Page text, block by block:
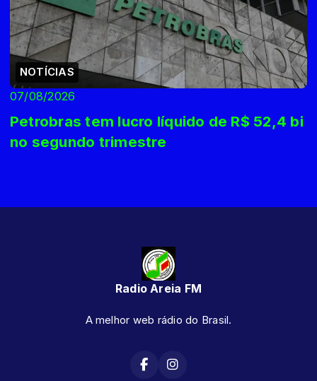
NOTÍCIAS
07/08/2026
Petrobras tem lucro líquido de R$ 52,4 bi
no segundo trimestre
Radio Areia FM
A melhor web rádio do Brasil.